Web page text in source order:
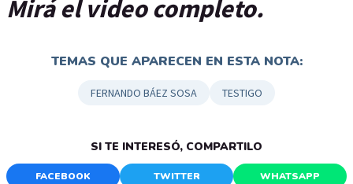
Mirá el video completo.
TEMAS QUE APARECEN EN ESTA NOTA:
FERNANDO BÁEZ SOSA TESTIGO
SI TE INTERESÓ, COMPARTILO
FACEBOOK TWITTER WHATSAPP